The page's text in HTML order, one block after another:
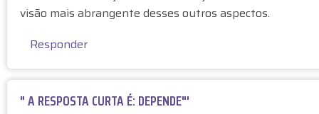
t
visão mais abrangente desses outros aspectos.
Responder
" A RESPOSTA CURTA É: DEPENDE"'